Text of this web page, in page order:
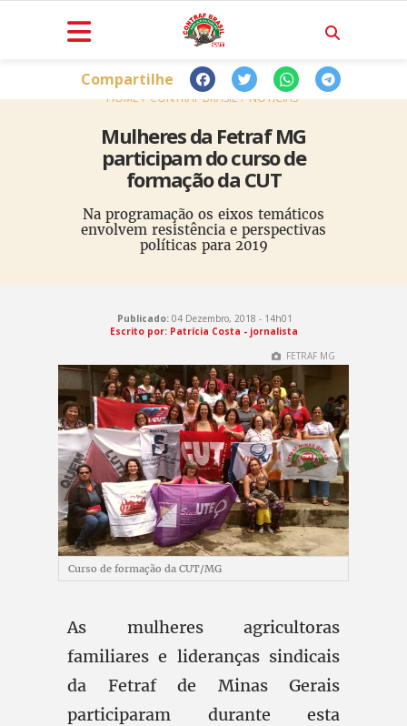
HOME CONTRAF BRASIL NOTÍCIAS
Mulheres da Fetraf MG
participam do curso de
formação da CUT
Na programação os eixos temáticos
envolvem resistência e perspectivas
políticas para 2019
Compartilhe
Publicado: 04 Dezembro, 2018 - 14h01
Escrito por: Patrícia Costa - jornalista
FETRAF MG
Curso de formação da CUT/MG
As mulheres agricultoras
familiares e lideranças sindicais
da Fetraf de Minas Gerais
participaram durante esta